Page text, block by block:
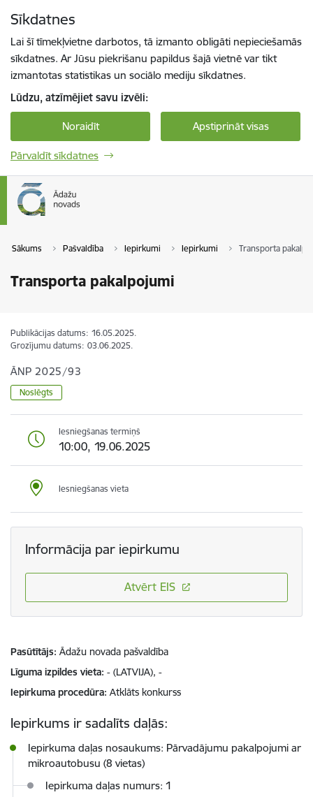
Sīkdatnes
Lai šī tīmekļvietne darbotos, tā izmanto obligāti nepieciešamās
sīkdatnes. Ar Jūsu piekrišanu papildus šajā vietnē var tikt
izmantotas statistikas un sociālo mediju sīkdatnes.
Lūdzu, atzīmējiet savu izvēli:
Noraidīt Apstiprināt visas
Pārvaldīt sīkdatnes
Sākums Pašvaldība Iepirkumi Iepirkumi Transporta
Transporta pakalpojumi
Publikācijas datums: 16.05.2025.
Grozījumu datums: 03.06.2025.
ĀNP 2025/93
Noslēgts
Iesniegšanas termiņš
10:00, 19.06.2025
Iesniegšanas vieta
Informācija par iepirkumu
Atvērt EIS
Pasūtītājs Ādažu novada pašvaldība
Līguma izpildes vieta - (LATVIJA), -
Iepirkuma procedūra Atklāts konkurss
Iepirkums ir sadalīts daļās:
Iepirkuma daļas nosaukums: Pārvadājumu pakalpojumi ar
mikroautobusu (8 vietas)
Iepirkuma daļas numurs: 1